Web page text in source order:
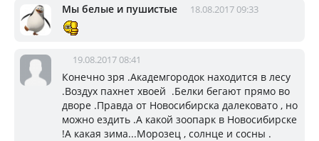
Мы белые и пушистые 18.08.2017 09:33
19.08.2017 08:41
Конечно зря .Академгородок находится в лесу
.Воздух пахнет хвоей .Белки бегают прямо во
дворе .Правда от Новосибирска далековато , но
можно ездить .А какой зоопарк в Новосибирске
!А какая зима...Морозец , солнце и сосны .